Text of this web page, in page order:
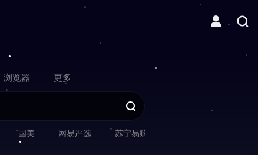
浏览器 更多
国美 网易严选 苏宁易购